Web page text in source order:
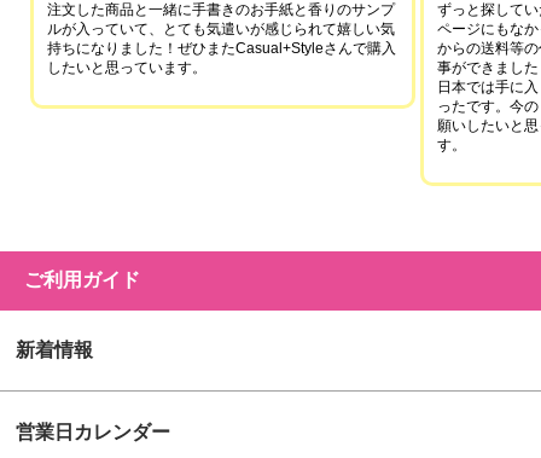
注文した商品と一緒に手書きのお手紙と香りのサンプ
ルが入っていて、とても気遣いが感じられて嬉しい気
持ちになりました！ぜひまたCasual+Styleさんで購入
したいと思っています。
ずっと探して
ページにもな
からの送料等
事ができました
日本では手に
ったです。今
願いしたいと
す。
ご利用ガイド
新着情報
営業日カレンダー